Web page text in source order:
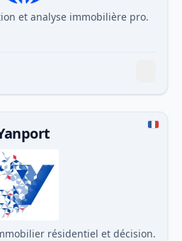
et analyse immobilière pro.
résidentiel et décision.